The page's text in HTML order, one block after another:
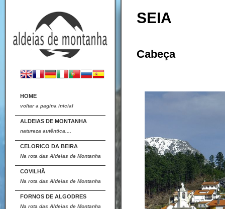
HOME
voltar a pagina inicial
ALDEIAS DE MONTANHA
natureza autêntica....
CELORICO DA BEIRA
Na rota das Aldeias de Montanha
COVILHÃ
Na rota das Aldeias de Montanha
FORNOS DE ALGODRES
Na rota das Aldeias de Montanha
SEIA
Cabeça